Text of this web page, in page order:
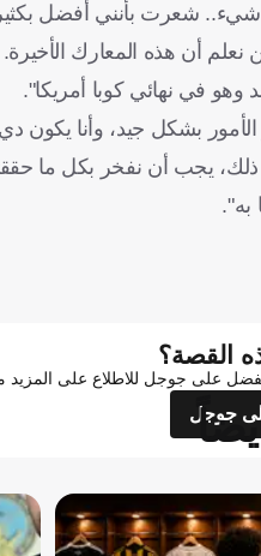
شعرت بأنني أفضل
أن هذه المعارك الأخيرة.
وهو في نهائي كوبا أمريكا".
بشكل جيد، وأنا يكون
ذلك، يجب أن نفخر بكل ما
به".
القصة؟